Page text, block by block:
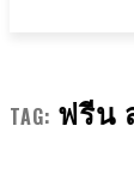
TAG: ฟรีน